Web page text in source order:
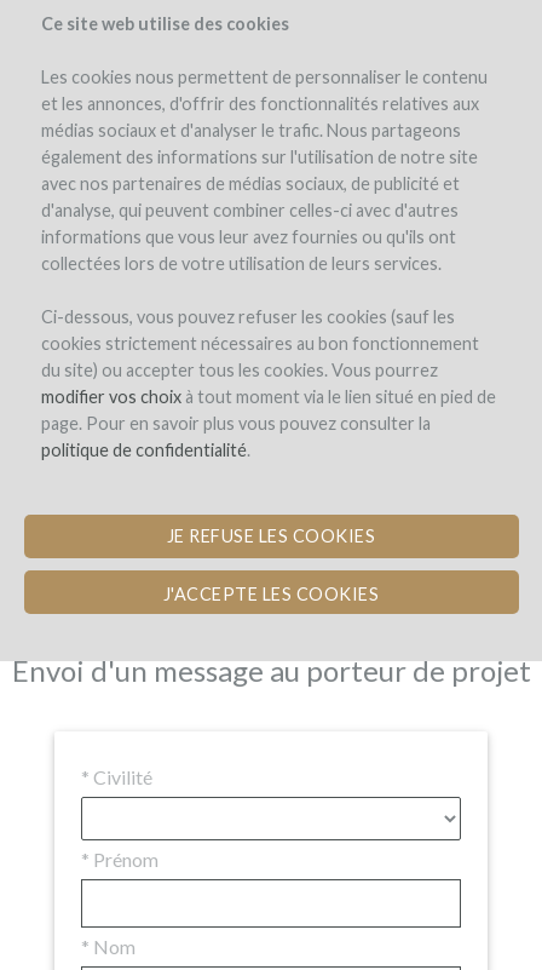
Ce site web utilise des cookies
Les cookies nous permettent de personnaliser le contenu
et les annonces, d'offrir des fonctionnalités relatives aux
médias sociaux et d'analyser le trafic. Nous partageons
également des informations sur l'utilisation de notre site
avec nos partenaires de médias sociaux, de publicité et
d'analyse, qui peuvent combiner celles-ci avec d'autres
informations que vous leur avez fournies ou qu'ils ont
collectées lors de votre utilisation de leurs services.
Ci-dessous, vous pouvez refuser les cookies (sauf les
cookies strictement nécessaires au bon fonctionnement
du site) ou accepter tous les cookies. Vous pourrez
modifier vos choixà tout moment via le lien situé en pied de
page. Pour en savoir plus vous pouvez consulter la
politique de confidentialité.
JE REFUSE LES COOKIES
J'ACCEPTE LES COOKIES
Domaine de Saint-Géry
CONSTRUCTION D'UN CHAI
D'ÉLEVAGE EN PIERRE POUR UN
VIGNOBLE EN AGRO-ÉCOLOGIE
Avis d'experts
Les remboursements en vin
WineFunders(81) Commentaires (58)
Envoi d'un message au porteur de projet
* Civilité
* Prénom
* Nom